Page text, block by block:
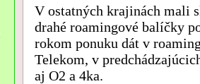
V ostatných krajinách mali
drahé roamingové balíčky
rokom ponuku dát v
Telekom, v
aj O2 a 4ka.